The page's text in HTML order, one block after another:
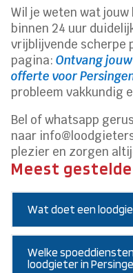
Wil je weten wat
binnen 24 uur
vrijblijvende scherpe
pagina:Ontvang
offerte voor
probleem vakkundig
Bel of whatsapp
naar
plezier en zorgen
Meest
Wat doet een
Welke
loodgieter in